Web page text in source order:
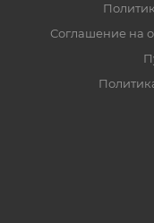
Соглашение на